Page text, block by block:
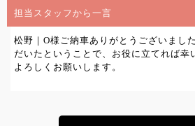
担当スタッフから一言
松野｜O様ご納車ありがとうございまし
だいたということで、お役に立てれば幸
よろしくお願いします。